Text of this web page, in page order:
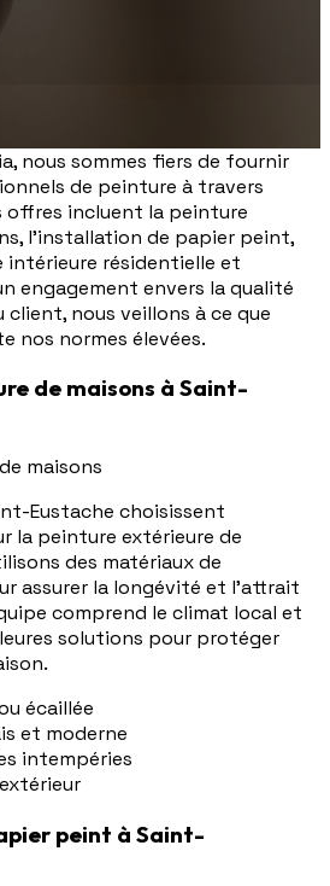
nous sommes fiers de fournir
de peinture à travers
offres incluent la peinture
l'installation de papier peint,
intérieure résidentielle et
engagement envers la qualité
nous veillons à ce que
nos normes élevées.
de maisons à Saint-
maisons
Eustache choisissent
la peinture extérieure de
des matériaux de
assurer la longévité et l'attrait
comprend le climat local et
solutions pour protéger
écaillée
et moderne
intempéries
peint à Saint-